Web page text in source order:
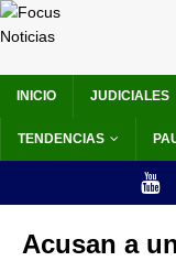
INICIO JUDICIALES
TENDENCIAS
Acusan a